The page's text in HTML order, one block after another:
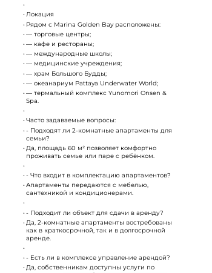
Локация
Рядом с Marina Golden Bay расположены:
— торговые центры;
— кафе и рестораны;
— международные школы;
— медицинские учреждения;
— храм Большого Будды;
— океанариум Pattaya Underwater World;
— термальный комплекс Yunomori Onsen &
Spa.
Часто задаваемые вопросы:
- Подходят ли 2-комнатные апартаменты для
семьи?
Да, площадь 60 м² позволяет комфортно
проживать семье или паре с ребёнком.
- Что входит в комплектацию апартаментов?
Апартаменты передаются с мебелью,
сантехникой и кондиционерами.
- Подходит ли объект для сдачи в аренду?
Да, 2-комнатные апартаменты востребованы
как в краткосрочной, так и в долгосрочной
аренде.
- Есть ли в комплексе управление арендой?
Да, собственникам доступны услуги по